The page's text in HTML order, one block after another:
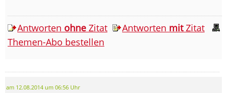
Antworten ohne Zitat Antworten mitZitat
Themen-Abo bestellen
am 12.08.2014 um 06:56 Uhr